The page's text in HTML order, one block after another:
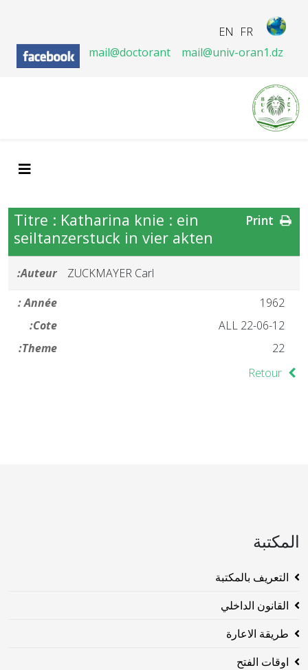
FR
EN
mail@doctorant
mail@univ-oran1.dz
Titre : Katharina knie : ein
seiltanzerstuck in vier akten
Auteur:
ZUCKMAYER Carl
Année :
1962
Cote:
ALL 22-06-12
Theme:
22
Retour
المكتبة
التعريف بالمكتبة
القانون الداخلي
طريقة الاعارة
اوقات الفتح